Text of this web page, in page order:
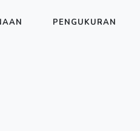
PENGUKURAN